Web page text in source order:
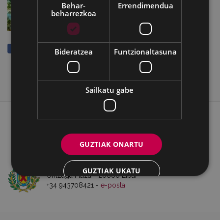
Partekatu
Ego Ibarra Batzordea - Eibarko Udala
Untzaga Plaza - 20600 Eibar
+34 943708421 - e-posta
Behar-
beharrezkoa
Errendimendua
Bideratzea Funtzionaltasuna
Sailkatu gabe
GUZTIAK ONARTU
GUZTIAK UKATU